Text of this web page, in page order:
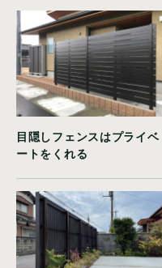
目隠しフェンスはプライベ
ートをくれる